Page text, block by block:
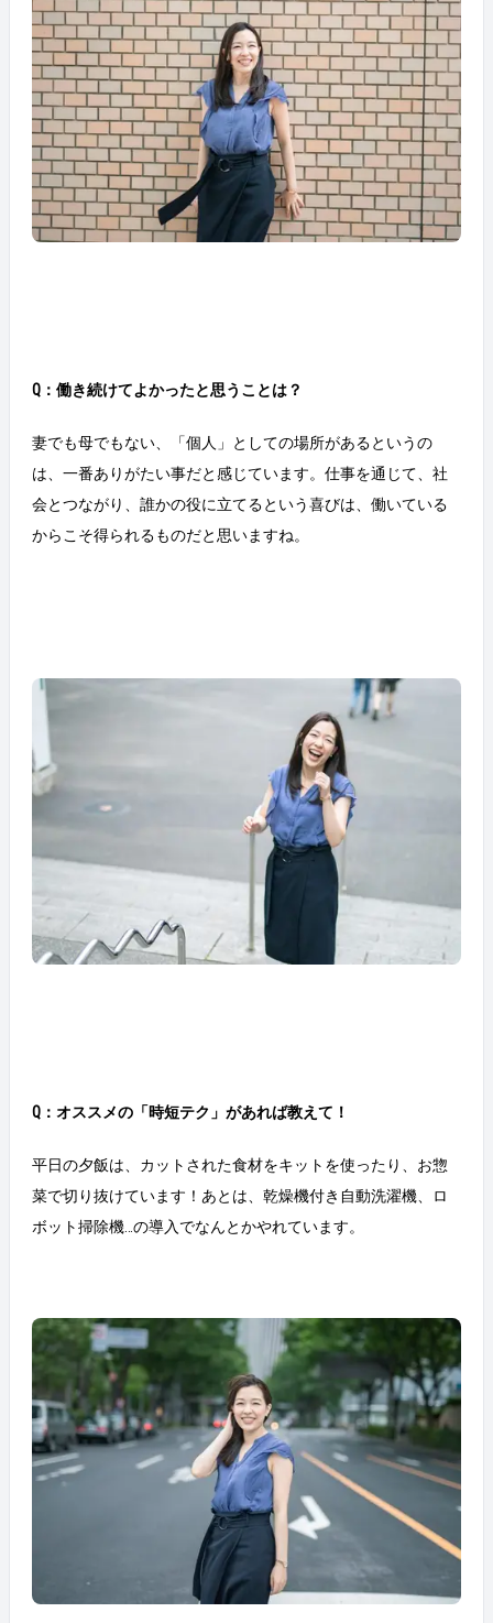
Q：働き続けてよかったと思うことは？
妻でも母でもない、「個人」としての場所があるというの
は、一番ありがたい事だと感じています。仕事を通じて、社
会とつながり、誰かの役に立てるという喜びは、働いている
からこそ得られるものだと思いますね。
Q：オススメの「時短テク」があれば教えて！
平日の夕飯は、カットされた食材をキットを使ったり、お惣
菜で切り抜けています！あとは、乾燥機付き自動洗濯機、ロ
ボット掃除機…の導入でなんとかやれています。